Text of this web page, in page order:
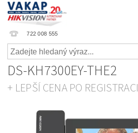
722 008 555
DS-KH7300EY-THE2
+ LEPŠÍ CENA PO REGISTRACI